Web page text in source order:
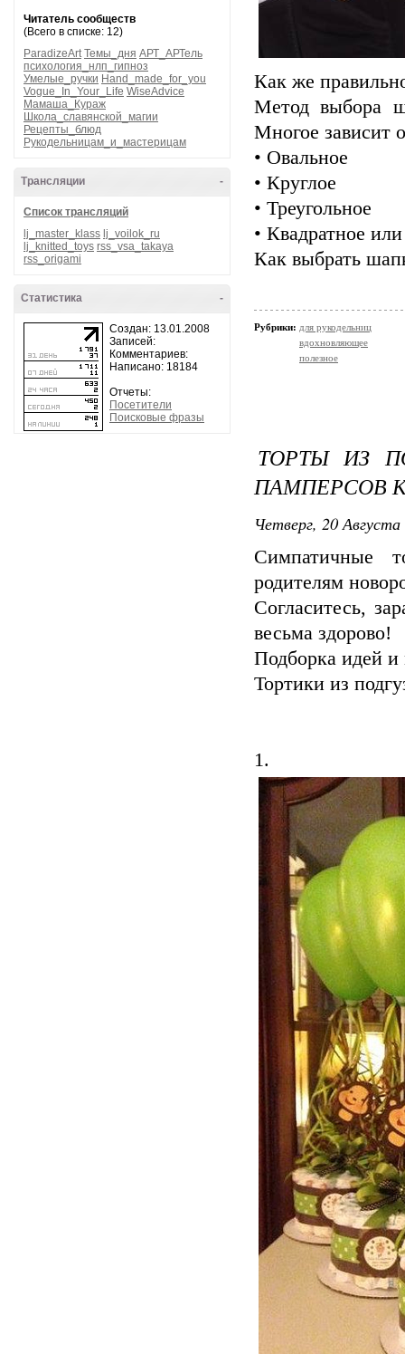
Читатель сообществ
(Всего в списке: 12)
ParadizeArt Темы_дня АРТ_АРТель
психология_нлп_гипноз
Умелые_ручки Hand_made_for_you
Vogue_In_Your_Life WiseAdvice
Мамаша_Кураж
Школа_славянской_магии
Рецепты_блюд
Рукодельницам_и_мастерицам
-
Трансляции
Список трансляций
lj_master_klass lj_voilok_ru
lj_knitted_toys rss_vsa_takaya
rss_origami
-
Статистика
Создан: 13.01.2008
Записей:
Комментариев:
Написано: 18184
Отчеты:
Посетители
Поисковые фразы
Как же
Метод выбора
Многое зависит
• Овальное
• Круглое
• Треугольное
• Квадратное
Как выбрать
Рубрики: для рукодельниц
вдохновляющее
полезное
ТОРТЫ ИЗ
ПАМПЕРСОВ
Четверг, 20
Симпатичные
родителям
Согласитесь,
весьма здорово!
Подборка идей и
Тортики из
1.